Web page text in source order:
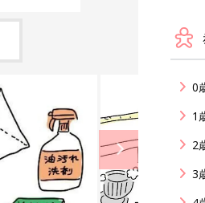
0
1
2
3